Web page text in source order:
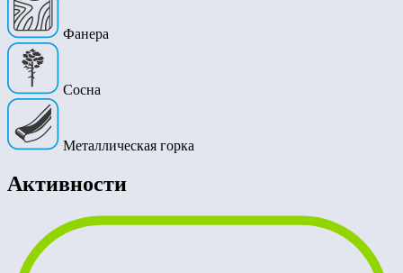
Фанера
Сосна
Металлическая горка
Активности